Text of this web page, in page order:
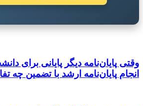
وقتی پایان‌نامه دیگر پایانی برای
انجام پایان‌نامه ارشد با تضمین چه